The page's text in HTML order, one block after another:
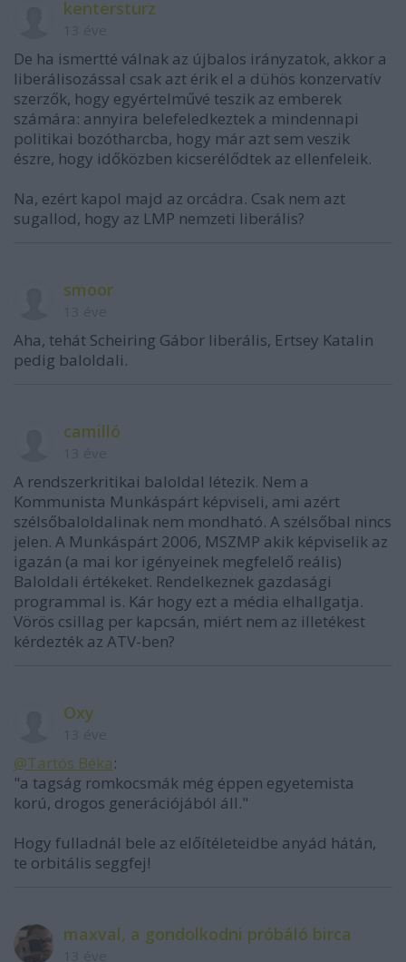
kentersturz
De ha ismertté válnak az újbalos irányzatok, akkor a
liberálisozással csak azt érik el a dühös konzervatív
szerzők, hogy egyértelművé teszik az emberek
számára: annyira belefeledkeztek a mindennapi
politikai bozótharcba, hogy már azt sem veszik
észre, hogy időközben kicserélődtek az ellenfeleik.
Na, ezért kapol majd az orcádra. Csak nem azt
sugallod, hogy az LMP nemzeti liberális?
smoor
Aha, tehát Scheiring Gábor liberális, Ertsey Katalin
pedig baloldali.
camilló
A rendszerkritikai baloldal létezik. Nem a
Kommunista Munkáspárt képviseli, ami azért
szélsőbaloldalinak nem mondható. A szélsőbal nincs
jelen. A Munkáspárt 2006, MSZMP akik képviselik az
igazán (a mai kor igényeinek megfelelő reális)
Baloldali értékeket. Rendelkeznek gazdasági
programmal is. Kár hogy ezt a média elhallgatja.
Vörös csillag per kapcsán, miért nem az illetékest
kérdezték az ATV-ben?
Oxy
@Tartós Béka:
"a tagság romkocsmák még éppen egyetemista
korú, drogos generációjából áll."
Hogy fulladnál bele az előítéleteidbe anyád hátán,
te orbitális seggfej!
maxval, a gondolkodni próbáló birca